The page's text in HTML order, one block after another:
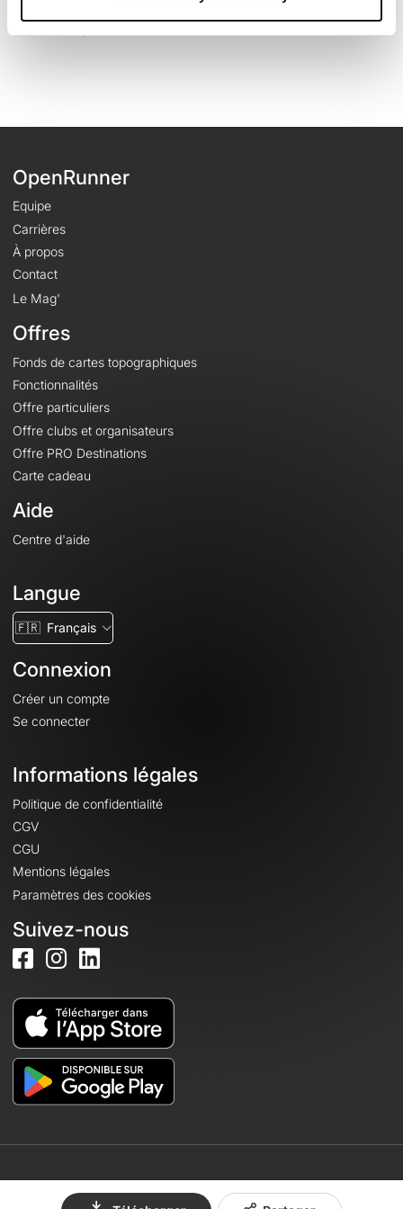
OpenRunner
Equipe
Carrières
À propos
Contact
Le Mag'
Offres
Fonds de cartes topographiques
Fonctionnalités
Offre particuliers
Offre clubs et organisateurs
Offre PRO Destinations
Carte cadeau
Aide
Centre d'aide
Langue
🇫🇷 Français
Connexion
Créer un compte
Se connecter
Informations légales
Politique de confidentialité
CGV
CGU
Mentions légales
Paramètres des cookies
Suivez-nous
© 2026 OpenRunner - Version 7.31.3